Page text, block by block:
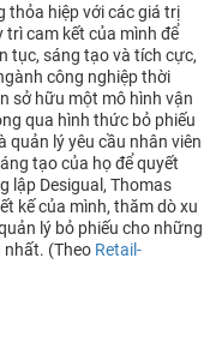
thỏa hiệp với các giá trị
trì cam kết của mình để
tục, sáng tạo và tích cực,
công nghiệp thời
sở hữu một mô hình vận
qua hình thức bỏ phiếu
quản lý yêu cầu nhân viên
tạo của họ để quyết
lập Desigual, Thomas
kế của mình, thăm dò xu
lý bỏ phiếu cho những
nhất. (Theo Retail-